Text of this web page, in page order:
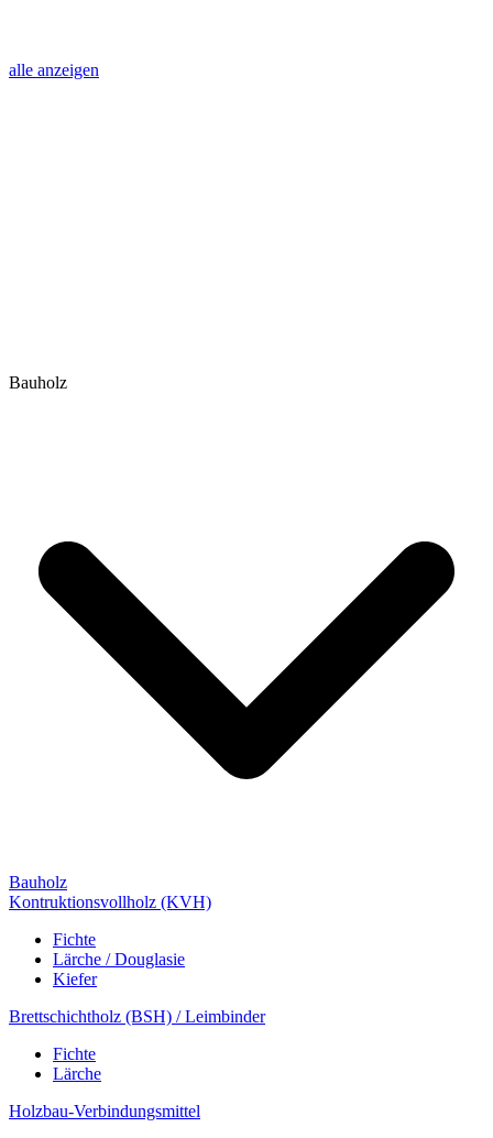
alle anzeigen
Bauholz
Bauholz
Kontruktionsvollholz (KVH)
Fichte
Lärche / Douglasie
Kiefer
Brettschichtholz (BSH) / Leimbinder
Fichte
Lärche
Holzbau-Verbindungsmittel